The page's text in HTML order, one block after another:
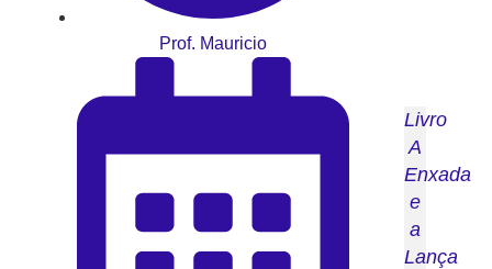
Prof. Mauricio
Livro
A
Enxada
e
a
Lança